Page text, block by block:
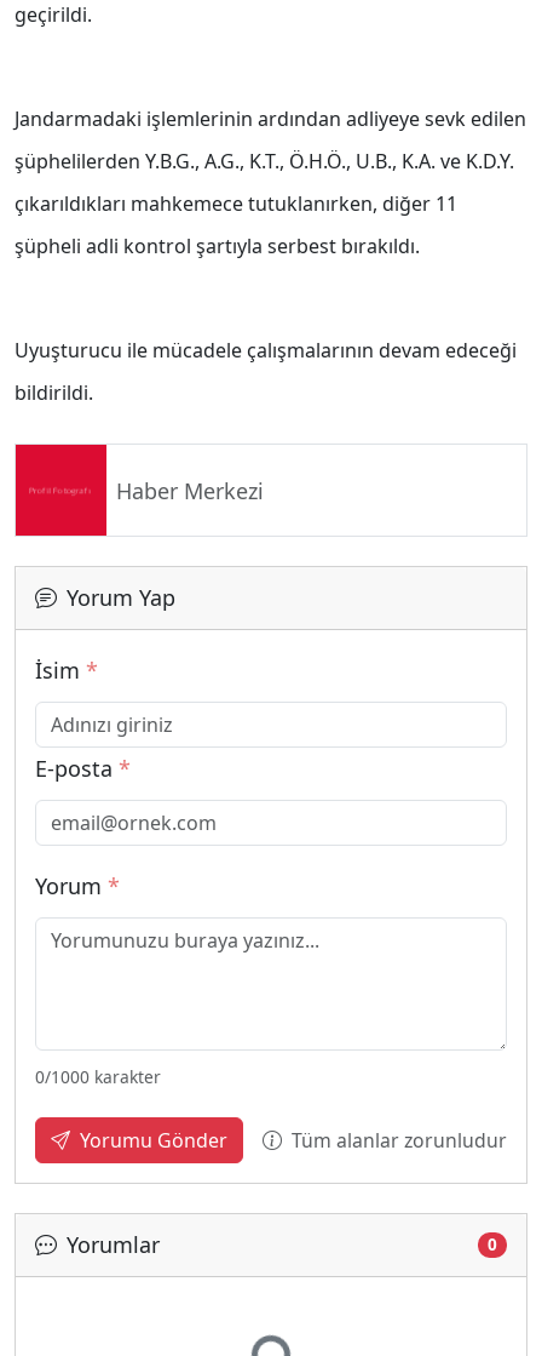
geçirildi.
Jandarmadaki işlemlerinin ardından adliyeye sevk edilen
şüphelilerden Y.B.G., A.G., K.T., Ö.H.Ö., U.B., K.A. ve K.D.Y.
çıkarıldıkları mahkemece tutuklanırken, diğer 11
şüpheli adli kontrol şartıyla serbest bırakıldı.
Uyuşturucu ile mücadele çalışmalarının devam edeceği
bildirildi.
Haber Merkezi
Yorum Yap
İsim *
E-posta *
Yorum *
0/1000 karakter
Yorumu Gönder Tüm alanlar zorunludur
Yorumlar 0